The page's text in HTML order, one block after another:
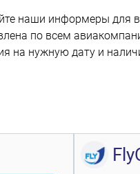
наши информеры для
по всем
на нужную дату и